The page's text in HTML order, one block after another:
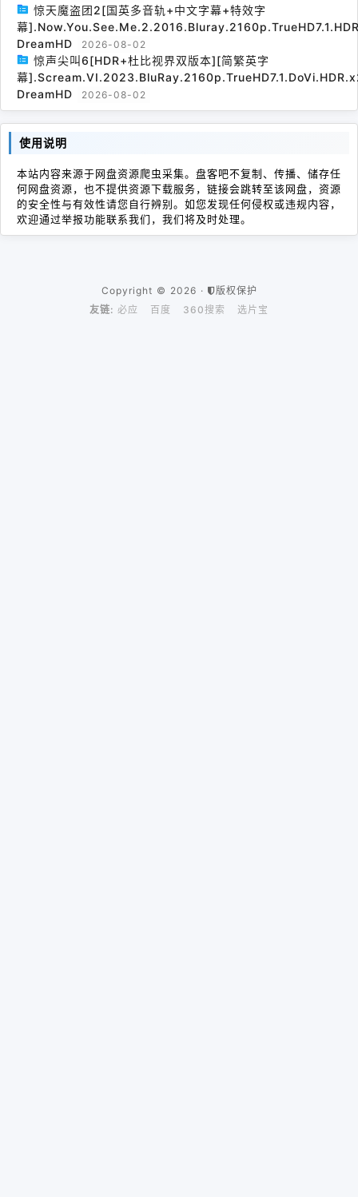
惊天魔盗团2[国英多音轨+中文字幕+特效字
幕
DreamHD
2026-08-02
惊声尖叫6[HDR+杜比视界双版本][简繁英字
幕
DreamHD
2026-08-02
使用说明
本站内容来源于网盘资源爬虫采集。盘客吧不复制、传播、储存任
何网盘资源，也不提供资源下载服务，链接会跳转至该网盘，资源
的安全性与有效性请您自行辨别。如您发现任何侵权或违规内容，
欢迎通过举报功能联系我们，我们将及时处理。
Copyright © 2026 ·
版权保护
友链: 必应 百度 360搜索 选片宝